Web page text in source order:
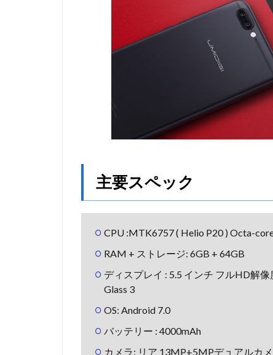
主要スペック
CPU :MTK6757 ( Helio P20 ) Octa-
RAM + ストレージ: 6GB + 64GB
ディスプレイ : 5.5 インチ フルHD解
Glass 3
OS: Android 7.0
バッテリー : 4000mAh
カメラ: リア 13MP+5MPデュアルカ